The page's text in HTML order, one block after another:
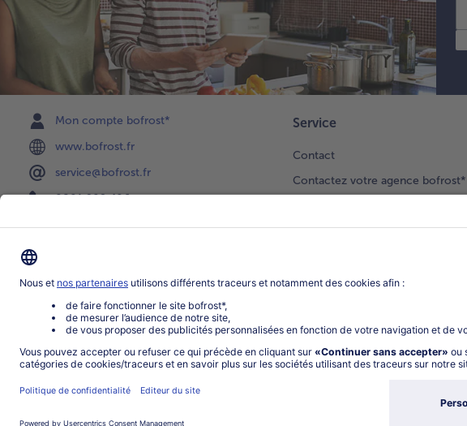
Mon compte bofrost*
www.bofrost.fr
service@bofrost.fr
0801 902 406
Service
Contact
Contactez votre agence bofrost*
Newsletter
Notre catalogue
Application
Parrainage